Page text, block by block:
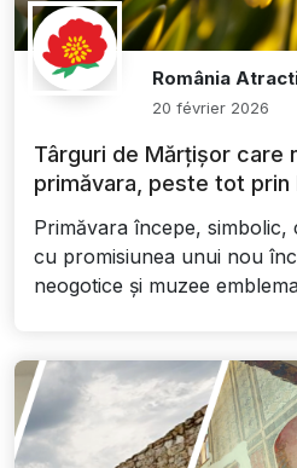
România
20 février 2026
Târguri de Mărțișor care
primăvara, peste tot prin
Primăvara începe,
cu promisiunea unui nou
neogotice și muzee